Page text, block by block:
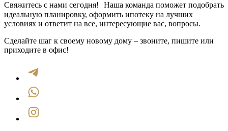
Свяжитесь с нами сегодня! Наша команда поможет подобрать
идеальную планировку, оформить ипотеку на лучших
условиях и ответит на все, интересующие вас, вопросы.
Сделайте шаг к своему новому дому – звоните, пишите или
приходите в офис!